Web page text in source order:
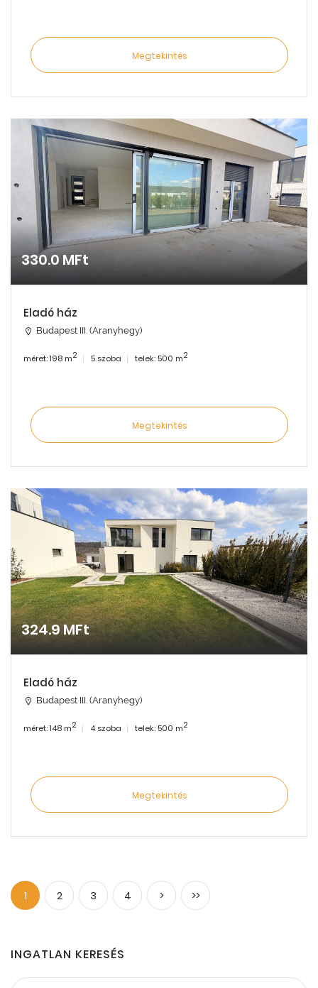
Megtekintés
330.0 MFt
Eladó ház
Budapest III. (Aranyhegy)
méret: 198 m2 5 szoba telek: 500 m2
Megtekintés
324.9 MFt
Eladó ház
Budapest III. (Aranyhegy)
méret: 148 m2 4 szoba telek: 500 m2
Megtekintés
1 2 3 4 > >>
INGATLAN KERESÉS